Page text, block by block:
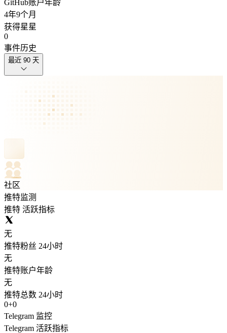
GitHub账户年龄
4年9个月
获得星星
0
事件历史
最近 90 天
社区
推特监测
推特 活跃指标
无
推特粉丝 24小时
无
推特账户年龄
无
推特总数 24小时
0+0
Telegram 监控
Telegram 活跃指标